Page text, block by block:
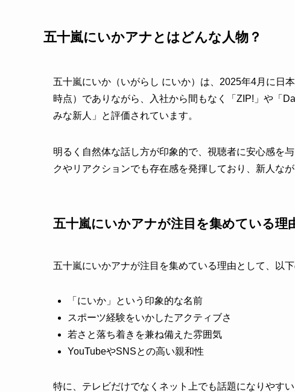
五十嵐にいかアナとはどんな人物？
五十嵐にいか（いがらし にいか）は、2025年4月に日
時点）でありながら、入社から間もなく「ZIP!」や「
みな新人」と評価されています。
明るく自然体な話し方が印象的で、視聴者に安心感を
クやリアクションでも存在感を発揮しており、新人な
五十嵐にいかアナが注目を集めている理
五十嵐にいかアナが注目を集めている理由として、以
「にいか」という印象的な名前
スポーツ経験をいかしたアクティブさ
若さと落ち着きを兼ね備えた雰囲気
YouTubeやSNSとの高い親和性
特に、テレビだけでなくネット上でも話題になりやす